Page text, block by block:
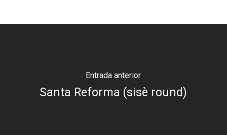
Entrada anterior
Santa Reforma (sisè round)